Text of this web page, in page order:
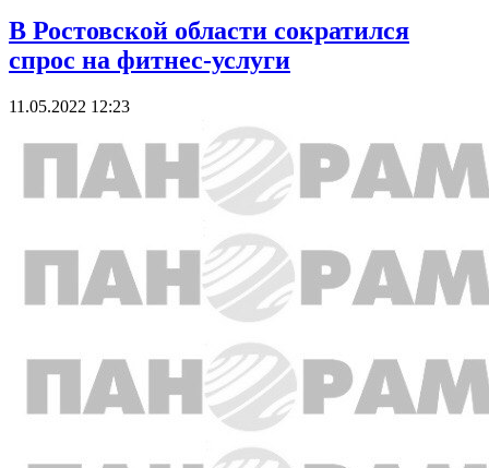
В Ростовской области сократился
спрос на фитнес-услуги
11.05.2022 12:23